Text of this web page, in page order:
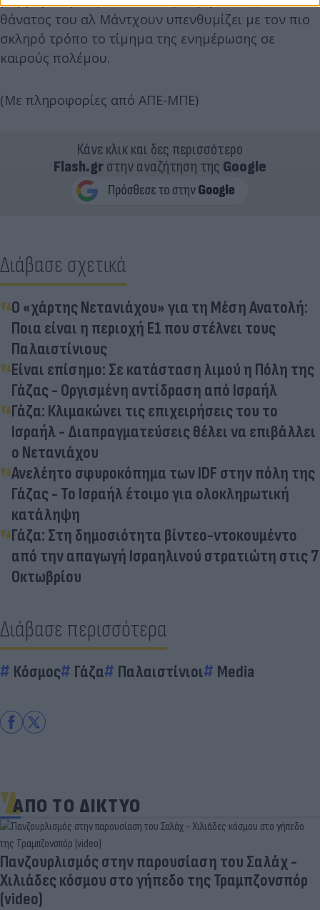
θάνατος του αλ Μάντχουν υπενθυμίζει με τον πιο
σκληρό τρόπο το τίμημα της ενημέρωσης σε
καιρούς πολέμου.
(Με πληροφορίες από ΑΠΕ-ΜΠΕ)
Κάνε κλικ και δες περισσότερο
Flash.grστην αναζήτηση της Google
Διάβασε σχετικά
Ο «χάρτης Νετανιάχου» για τη Μέση Ανατολή:
Ποια είναι η περιοχή Ε1 που στέλνει τους
Παλαιστίνιους
Είναι επίσημο: Σε κατάσταση λιμού η Πόλη της
Γάζας - Οργισμένη αντίδραση από Ισραήλ
Γάζα: Κλιμακώνει τις επιχειρήσεις του το
Ισραήλ - Διαπραγματεύσεις θέλει να επιβάλλει
ο Νετανιάχου
Ανελέητο σφυροκόπημα των IDF στην πόλη της
Γάζας - Το Ισραήλ έτοιμο για ολοκληρωτική
κατάληψη
Γάζα: Στη δημοσιότητα βίντεο-ντοκουμέντο
από την απαγωγή Ισραηλινού στρατιώτη στις 7
Οκτωβρίου
Διάβασε περισσότερα
Κόσμος Γάζα Παλαιστίνιοι Media
ΑΠΟ ΤΟ ΔΙΚΤΥΟ
Πανζουρλισμός στην παρουσίαση του Σαλάχ -
Χιλιάδες κόσμου στο γήπεδο της Τραμπζονσπόρ
(video)